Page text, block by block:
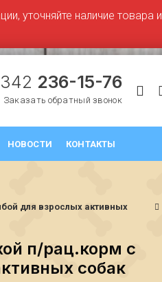
236-15-76
Заказать обратный звонок
НОВОСТИ КОНТАКТЫ
для взрослых активных
п/рац.корм с
собак
уточняйте наличие товара и